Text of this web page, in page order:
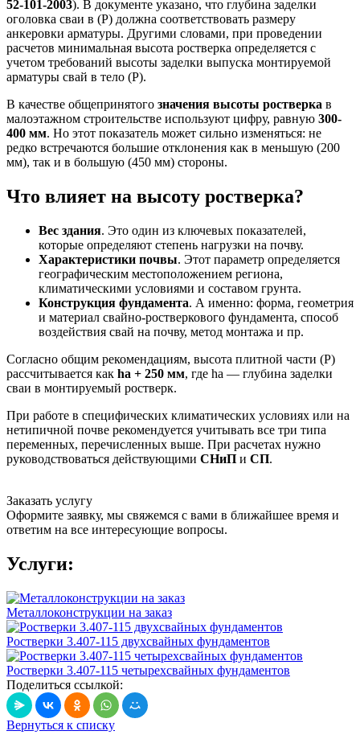
52-101-2003). В документе указано, что глубина заделки
оголовка сваи в (Р) должна соответствовать размеру
анкеровки арматуры. Другими словами, при проведении
расчетов минимальная высота ростверка определяется с
учетом требований высоты заделки выпуска монтируемой
арматуры свай в тело (Р).
В качестве общепринятого значения высоты ростверка в
малоэтажном строительстве используют цифру, равную 300-
400 мм. Но этот показатель может сильно изменяться: не
редко встречаются большие отклонения как в меньшую (200
мм), так и в большую (450 мм) стороны.
Что влияет на высоту ростверка?
Вес здания. Это один из ключевых показателей,
которые определяют степень нагрузки на почву.
Характеристики почвы. Этот параметр определяется
географическим местоположением региона,
климатическими условиями и составом грунта.
Конструкция фундамента. А именно: форма, геометрия
и материал свайно-ростверкового фундамента, способ
воздействия свай на почву, метод монтажа и пр.
Согласно общим рекомендациям, высота плитной части (Р)
рассчитывается как ha + 250 мм, где ha — глубина заделки
сваи в монтируемый ростверк.
При работе в специфических климатических условиях или на
нетипичной почве рекомендуется учитывать все три типа
переменных, перечисленных выше. При расчетах нужно
руководствоваться действующими СНиП и СП.
Заказать услугу
Оформите заявку, мы свяжемся с вами в ближайшее время и
ответим на все интересующие вопросы.
Услуги:
Металлоконструкции на заказ
Ростверки 3.407-115 двухсвайных фундаментов
Ростверки 3.407-115 четырехсвайных фундаментов
Поделиться ссылкой:
Вернуться к списку